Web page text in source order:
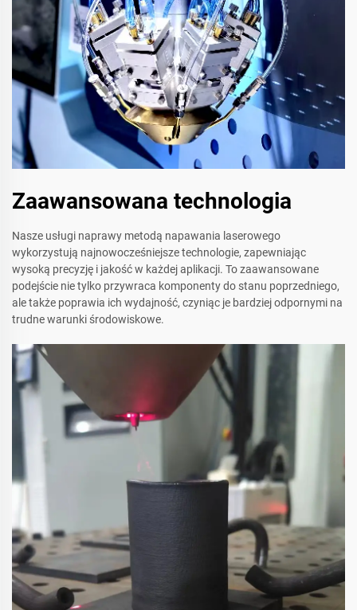
Zaawansowana technologia
Nasze usługi naprawy metodą napawania laserowego
wykorzystują najnowocześniejsze technologie, zapewniając
wysoką precyzję i jakość w każdej aplikacji. To zaawansowane
podejście nie tylko przywraca komponenty do stanu poprzedniego,
ale także poprawia ich wydajność, czyniąc je bardziej odpornymi na
trudne warunki środowiskowe.